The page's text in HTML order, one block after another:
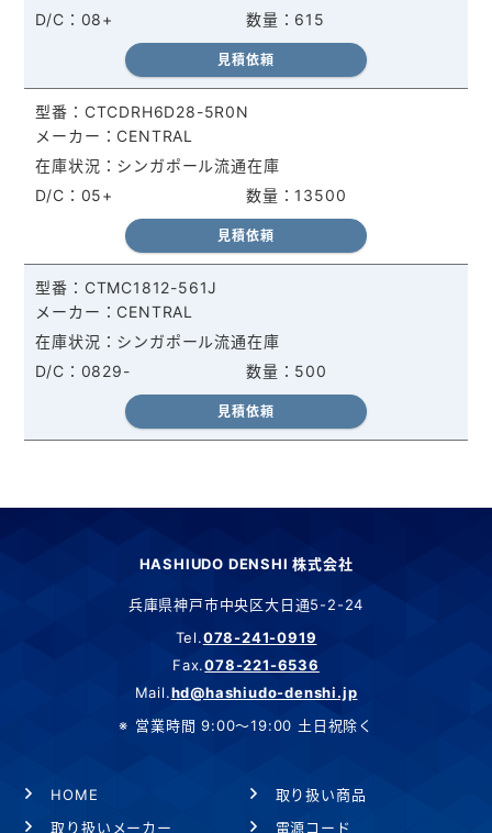
615
08+
見積依頼
CTCDRH6D28-5R0N
CENTRAL
13500
シンガポール流通在庫
05+
見積依頼
CTMC1812-561J
CENTRAL
500
シンガポール流通在庫
0829-
見積依頼
HASHIUDO DENSHI 株式会社
兵庫県神戸市中央区大日通5-2-24
Tel.078-241-0919
Fax.078-221-6536
Mail.hd@hashiudo-denshi.jp
営業時間 9:00～19:00 土日祝除く
HOME
取り扱い商品
取り扱いメーカー
電源コード